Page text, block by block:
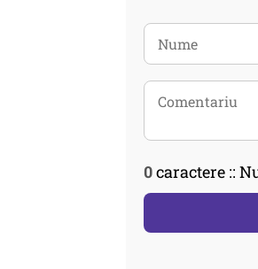
0caractere ::